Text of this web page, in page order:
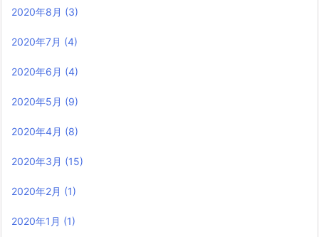
2020年8月 (3)
2020年7月 (4)
2020年6月 (4)
2020年5月 (9)
2020年4月 (8)
2020年3月 (15)
2020年2月 (1)
2020年1月 (1)